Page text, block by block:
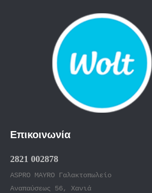
Επικοινωνία
2821 002878
ASPRO MAYRO Γαλακτοπωλείο
Αναπαύσεως 56, Χανιά